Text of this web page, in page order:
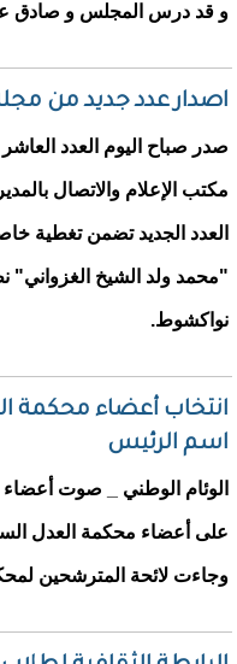
و قد درس المجلس و صادق
اصدار عدد جديد من
صدر صباح اليوم العدد
مكتب الإعلام والاتصال
العدد الجديد تضمن تغطية
"محمد ولد الشيخ الغزواني"
نواكشوط.
انتخاب أعضاء محكمة
اسم الرئيس
الوئام الوطني _ صوت أعضاء
على أعضاء محكمة العدل
وجاءت لائحة المترشحين